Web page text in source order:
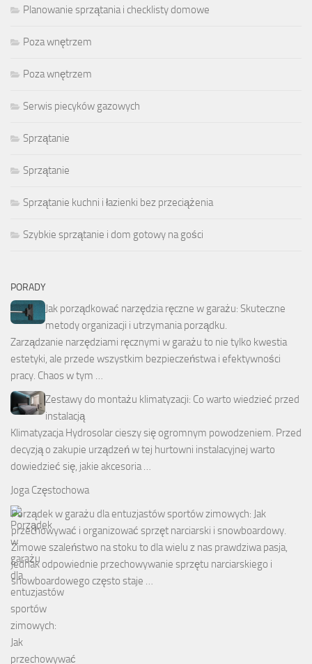
Planowanie sprzątania i checklisty domowe
Poza wnętrzem
Poza wnętrzem
Serwis piecyków gazowych
Sprzątanie
Sprzątanie
Sprzątanie kuchni i łazienki bez przeciążenia
Szybkie sprzątanie i dom gotowy na gości
PORADY
Jak porządkować narzędzia ręczne w garażu: Skuteczne
metody organizacji i utrzymania porządku.
Zarządzanie narzędziami ręcznymi w garażu to nie tylko kwestia
estetyki, ale przede wszystkim bezpieczeństwa i efektywności
pracy. Chaos w tym …
Zestawy do montażu klimatyzacji: Co warto wiedzieć przed
instalacją
Klimatyzacja Hydrosolar cieszy się ogromnym powodzeniem. Przed
decyzją o zakupie urządzeń w tej hurtowni instalacyjnej warto
dowiedzieć się, jakie akcesoria …
Joga Częstochowa
Porządek w garażu dla entuzjastów sportów zimowych: Jak
przechowywać i organizować sprzęt narciarski i snowboardowy.
Zimowe szaleństwo na stoku to dla wielu z nas prawdziwa pasja,
jednak odpowiednie przechowywanie sprzętu narciarskiego i
snowboardowego często staje …